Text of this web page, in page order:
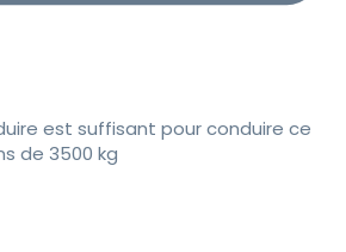
est suffisant pour conduire ce
de 3500 kg